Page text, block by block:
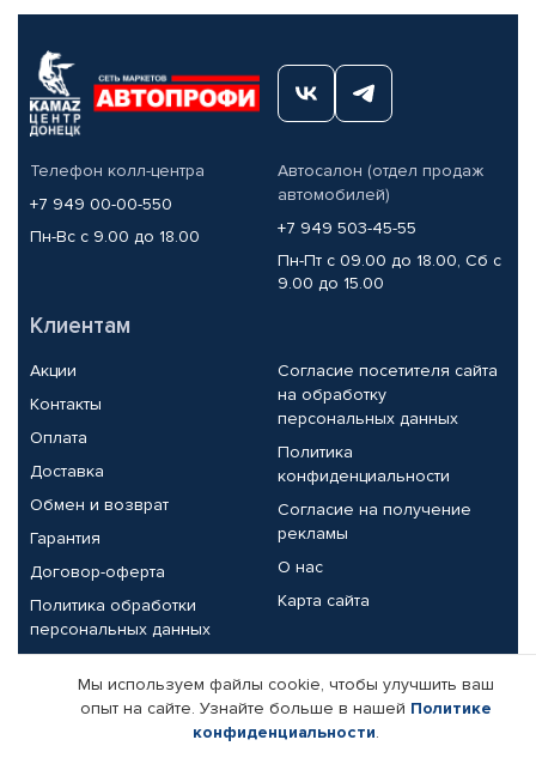
Телефон колл-центра
+7 949 00-00-550
Пн-Вс с 9.00 до 18.00
Автосалон (отдел продаж
автомобилей)
+7 949 503-45-55
Пн-Пт с 09.00 до 18.00, Сб с
9.00 до 15.00
Клиентам
Акции
Контакты
Оплата
Доставка
Обмен и возврат
Гарантия
Договор-оферта
Политика обработки
персональных данных
Согласие посетителя сайта
на обработку
персональных данных
Политика
конфиденциальности
Согласие на получение
рекламы
О нас
Карта сайта
Партнерам
Корпоративным клиентам
Реквизиты компании
Мы используем файлы cookie, чтобы улучшить ваш
опыт на сайте. Узнайте больше в нашей Политике
конфиденциальности.